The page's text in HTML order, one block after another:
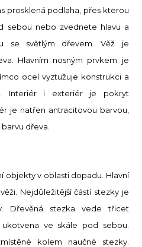
prosklená podlaha, přes kterou
sebou nebo zvednete hlavu a
se světlým dřevem. Věž je
Hlavním nosným prvkem je
ocel vyztužuje konstrukci a
Interiér i exteriér je pokryt
je natřen antracitovou barvou,
dřeva.
objekty v oblasti dopadu. Hlavní
Nejdůležitější částí stezky je
Dřevěná stezka vede třicet
ve skále pod sebou.
kolem naučné stezky.